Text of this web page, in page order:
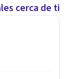
cerca de ti